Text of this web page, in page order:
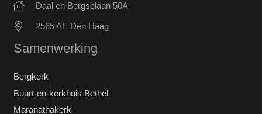
Daal en Bergselaan 50A
2565 AE Den Haag
Samenwerking
Bergkerk
Buurt-en-kerkhuis Bethel
Maranathakerk